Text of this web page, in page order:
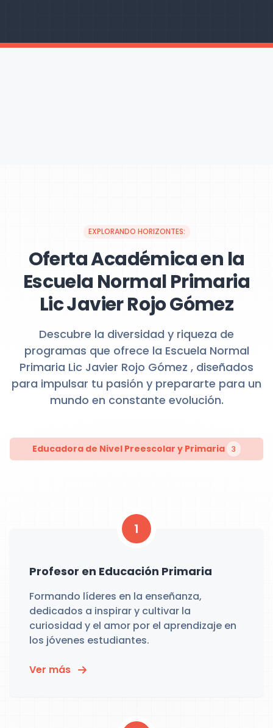
EXPLORANDO HORIZONTES:
Oferta Académica en la
Escuela Normal Primaria
Lic Javier Rojo Gómez
Descubre la diversidad y riqueza de
programas que ofrece la Escuela Normal
Primaria Lic Javier Rojo Gómez , diseñados
para impulsar tu pasión y prepararte para un
mundo en constante evolución.
Educadora de Nivel Preescolar y Primaria 3
1
Profesor en Educación Primaria
Formando líderes en la enseñanza,
dedicados a inspirar y cultivar la
curiosidad y el amor por el aprendizaje en
los jóvenes estudiantes.
Ver más